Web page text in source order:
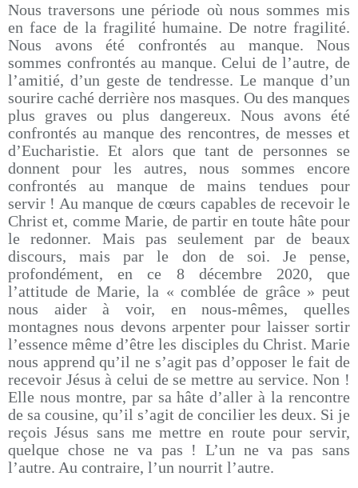
Nous traversons une période où nous sommes mis
en face de la fragilité humaine. De notre fragilité.
Nous avons été confrontés au manque. Nous
sommes confrontés au manque. Celui de l’autre, de
l’amitié, d’un geste de tendresse. Le manque d’un
sourire caché derrière nos masques. Ou des manques
plus graves ou plus dangereux. Nous avons été
confrontés au manque des rencontres, de messes et
d’Eucharistie. Et alors que tant de personnes se
donnent pour les autres, nous sommes encore
confrontés au manque de mains tendues pour
servir ! Au manque de cœurs capables de recevoir le
Christ et, comme Marie, de partir en toute hâte pour
le redonner. Mais pas seulement par de beaux
discours, mais par le don de soi. Je pense,
profondément, en ce 8 décembre 2020, que
l’attitude de Marie, la « comblée de grâce » peut
nous aider à voir, en nous-mêmes, quelles
montagnes nous devons arpenter pour laisser sortir
l’essence même d’être les disciples du Christ. Marie
nous apprend qu’il ne s’agit pas d’opposer le fait de
recevoir Jésus à celui de se mettre au service. Non !
Elle nous montre, par sa hâte d’aller à la rencontre
de sa cousine, qu’il s’agit de concilier les deux. Si je
reçois Jésus sans me mettre en route pour servir,
quelque chose ne va pas ! L’un ne va pas sans
l’autre. Au contraire, l’un nourrit l’autre.